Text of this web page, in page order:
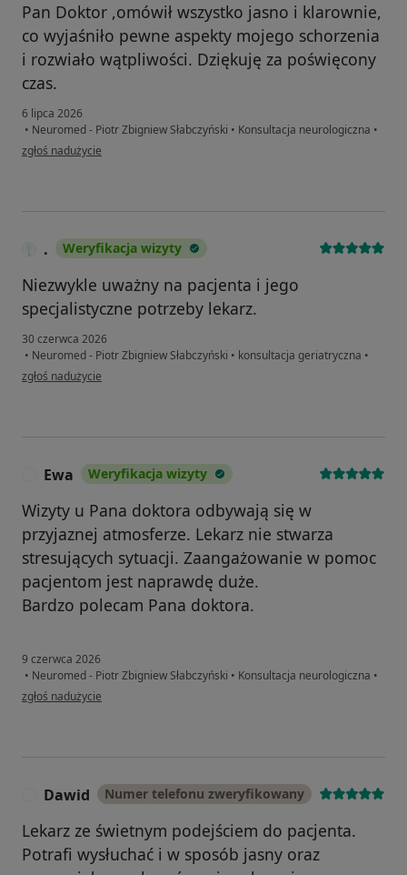
Pan Doktor ,omówił wszystko jasno i klarownie,
co wyjaśniło pewne aspekty mojego schorzenia
i rozwiało wątpliwości. Dziękuję za poświęcony
czas.
6 lipca 2026
• Neuromed - Piotr Zbigniew Słabczyński • Konsultacja neurologiczna •
w opinii użytkownika Radek
zgłoś nadużycie
. Weryfikacja wizyty
Niezwykle uważny na pacjenta i jego
specjalistyczne potrzeby lekarz.
30 czerwca 2026
• Neuromed - Piotr Zbigniew Słabczyński • konsultacja geriatryczna •
w opinii użytkownika .
zgłoś nadużycie
Ewa Weryfikacja wizyty
Wizyty u Pana doktora odbywają się w
przyjaznej atmosferze. Lekarz nie stwarza
stresujących sytuacji. Zaangażowanie w pomoc
pacjentom jest naprawdę duże.
Bardzo polecam Pana doktora.
9 czerwca 2026
• Neuromed - Piotr Zbigniew Słabczyński • Konsultacja neurologiczna •
w opinii użytkownika Ewa
zgłoś nadużycie
Dawid Numer telefonu zweryfikowany
Lekarz ze świetnym podejściem do pacjenta.
Potrafi wysłuchać i w sposób jasny oraz